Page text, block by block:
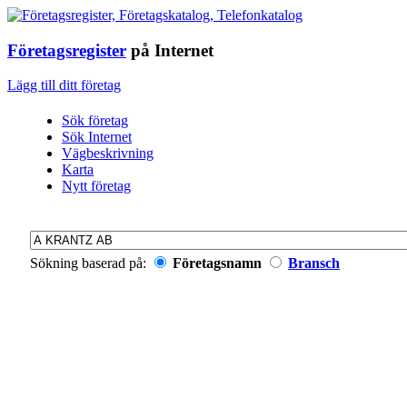
Företagsregister på Internet
Lägg till ditt företag
Sök företag
Sök Internet
Vägbeskrivning
Karta
Nytt företag
Sökning baserad på: Företagsnamn Bransch